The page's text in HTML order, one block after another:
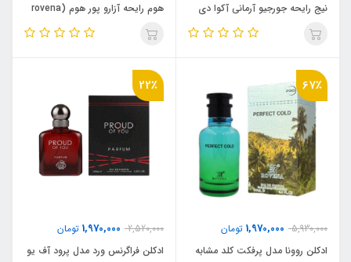
نیج رایحه جورجیو آرمانی آکوا دی
جیو ( Eau De Neige)Giorgio
هوم رایحه آزارو پور هوم (rovena
rozario pour homme) Azzaro
67٪
5,930,000
1,970,000 تومان
ادکلن روونا مدل پرفکت کلد مشابه
22٪
2,520,000
1,970,000 تومان
ادکلن فراگرنس ورد مدل پرود آف یو